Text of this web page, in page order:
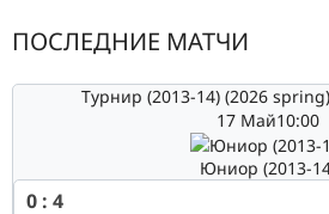
ПОСЛЕДНИЕ МАТЧИ
Турнир (2013-14) (2026
17 Май10:00
Юниор (2013-
0 : 4